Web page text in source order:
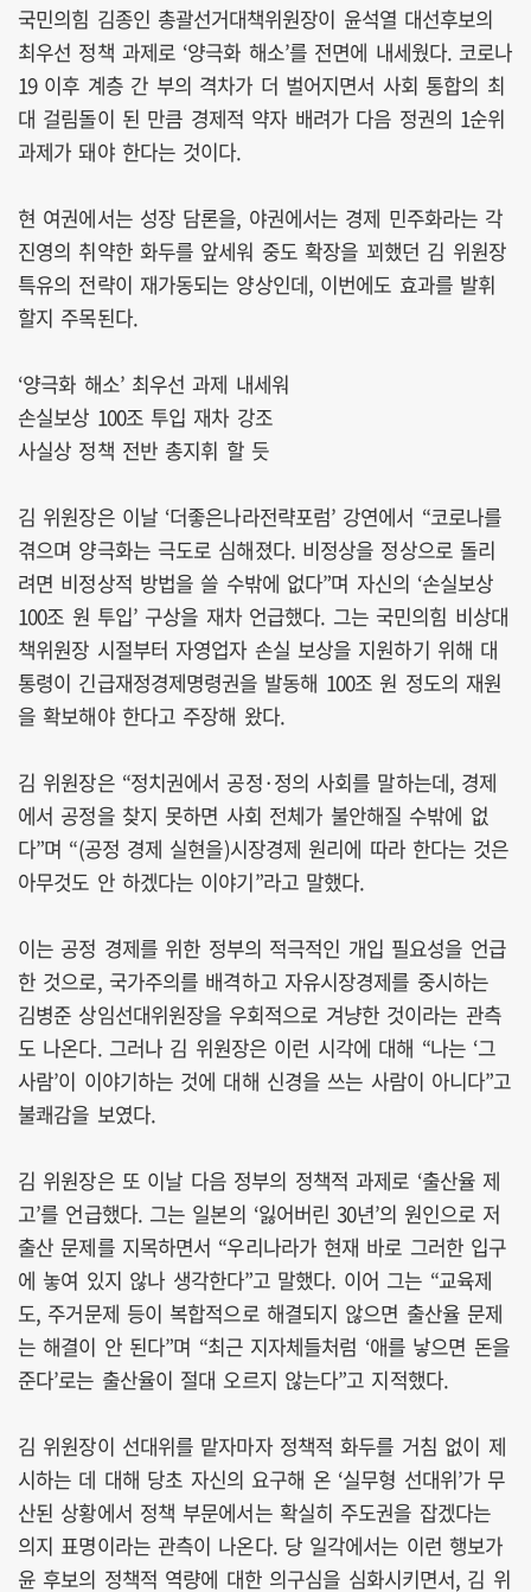
국민의힘 김종인 총괄선거대책위원장이 윤석열 대선후보의
최우선 정책 과제로 ‘양극화 해소’를 전면에 내세웠다. 코로나
19 이후 계층 간 부의 격차가 더 벌어지면서 사회 통합의 최
대 걸림돌이 된 만큼 경제적 약자 배려가 다음 정권의 1순위
과제가 돼야 한다는 것이다.
현 여권에서는 성장 담론을, 야권에서는 경제 민주화라는 각
진영의 취약한 화두를 앞세워 중도 확장을 꾀했던 김 위원장
특유의 전략이 재가동되는 양상인데, 이번에도 효과를 발휘
할지 주목된다.
‘양극화 해소’ 최우선 과제 내세워
손실보상 100조 투입 재차 강조
사실상 정책 전반 총지휘 할 듯
김 위원장은 이날 ‘더좋은나라전략포럼’ 강연에서 “코로나를
겪으며 양극화는 극도로 심해졌다. 비정상을 정상으로 돌리
려면 비정상적 방법을 쓸 수밖에 없다”며 자신의 ‘손실보상
100조 원 투입’ 구상을 재차 언급했다. 그는 국민의힘 비상대
책위원장 시절부터 자영업자 손실 보상을 지원하기 위해 대
통령이 긴급재정경제명령권을 발동해 100조 원 정도의 재원
을 확보해야 한다고 주장해 왔다.
김 위원장은 “정치권에서 공정·정의 사회를 말하는데, 경제
에서 공정을 찾지 못하면 사회 전체가 불안해질 수밖에 없
다”며 “(공정 경제 실현을)시장경제 원리에 따라 한다는 것은
아무것도 안 하겠다는 이야기”라고 말했다.
이는 공정 경제를 위한 정부의 적극적인 개입 필요성을 언급
한 것으로, 국가주의를 배격하고 자유시장경제를 중시하는
김병준 상임선대위원장을 우회적으로 겨냥한 것이라는 관측
도 나온다. 그러나 김 위원장은 이런 시각에 대해 “나는 ‘그
사람’이 이야기하는 것에 대해 신경을 쓰는 사람이 아니다”고
불쾌감을 보였다.
김 위원장은 또 이날 다음 정부의 정책적 과제로 ‘출산율 제
고’를 언급했다. 그는 일본의 ‘잃어버린 30년’의 원인으로 저
출산 문제를 지목하면서 “우리나라가 현재 바로 그러한 입구
에 놓여 있지 않나 생각한다”고 말했다. 이어 그는 “교육제
도, 주거문제 등이 복합적으로 해결되지 않으면 출산율 문제
는 해결이 안 된다”며 “최근 지자체들처럼 ‘애를 낳으면 돈을
준다’로는 출산율이 절대 오르지 않는다”고 지적했다.
김 위원장이 선대위를 맡자마자 정책적 화두를 거침 없이 제
시하는 데 대해 당초 자신의 요구해 온 ‘실무형 선대위’가 무
산된 상황에서 정책 부문에서는 확실히 주도권을 잡겠다는
의지 표명이라는 관측이 나온다. 당 일각에서는 이런 행보가
윤 후보의 정책적 역량에 대한 의구심을 심화시키면서, 김 위